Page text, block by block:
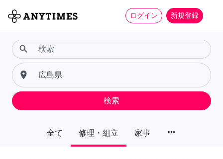
ログイン 新規登録
全て 修理・組立 家事 more_horiz
search
place
検索